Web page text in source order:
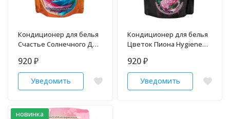
Кондиционер для белья
Счастье Солнечного Дня
920₽
Уведомить
Кондиционер для белья
Цветок Пиона Hygiene
920₽
Уведомить
новинка